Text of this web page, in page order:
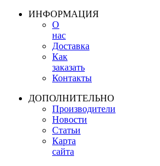
ИНФОРМАЦИЯ
О
нас
Доставка
Как
заказать
Контакты
ДОПОЛНИТЕЛЬНО
Производители
Новости
Статьи
Карта
сайта